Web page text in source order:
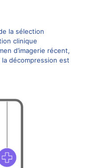
la sélection
clinique
d’imagerie récent,
décompression est